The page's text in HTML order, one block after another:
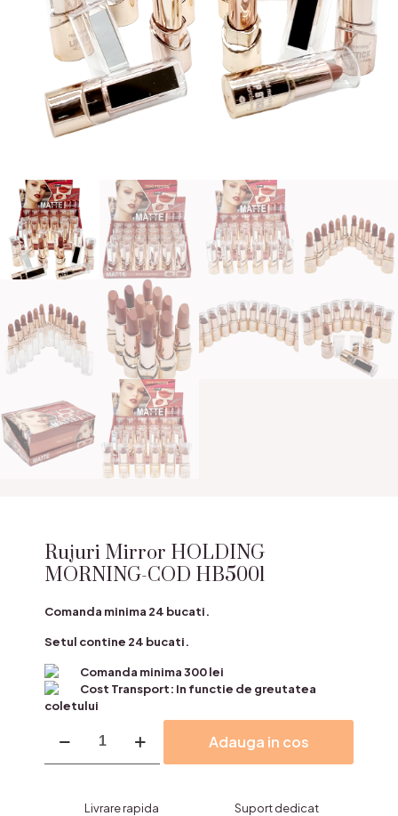
Rujuri Mirror HOLDING
MORNING-COD HB5001
Comanda minima 24 bucati.
Setul contine 24 bucati.
Comanda minima 300 lei
Cost Transport: In functie de greutatea
coletului
Rujuri
Mirror
Adauga in cos
Livrare rapida Suport dedicat